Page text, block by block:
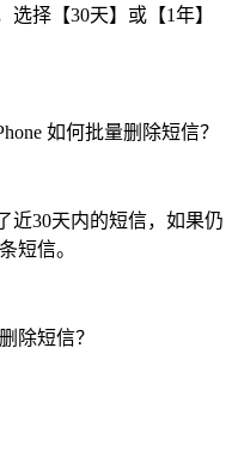
择【30天】或【1年】
近30天内的短信，如果仍
短信。